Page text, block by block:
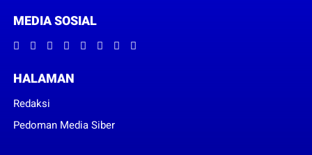
MEDIA SOSIAL
HALAMAN
Redaksi
Pedoman Media Siber